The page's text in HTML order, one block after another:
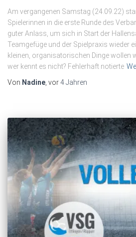
Am vergangenen Samstag (24.09.22)
Spielerinnen in die erste Runde des
guter Anlass, um sich in Start der
Teamgefüge und der Spielpraxis wieder
kleinen, organisatorischen Dinge wollen
wer kennt es nicht? Fehlerhaft notierte
Von Nadine , vor4 Jahren